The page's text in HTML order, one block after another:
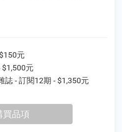
元
元
誌 - 訂閱12期 - $1,350元